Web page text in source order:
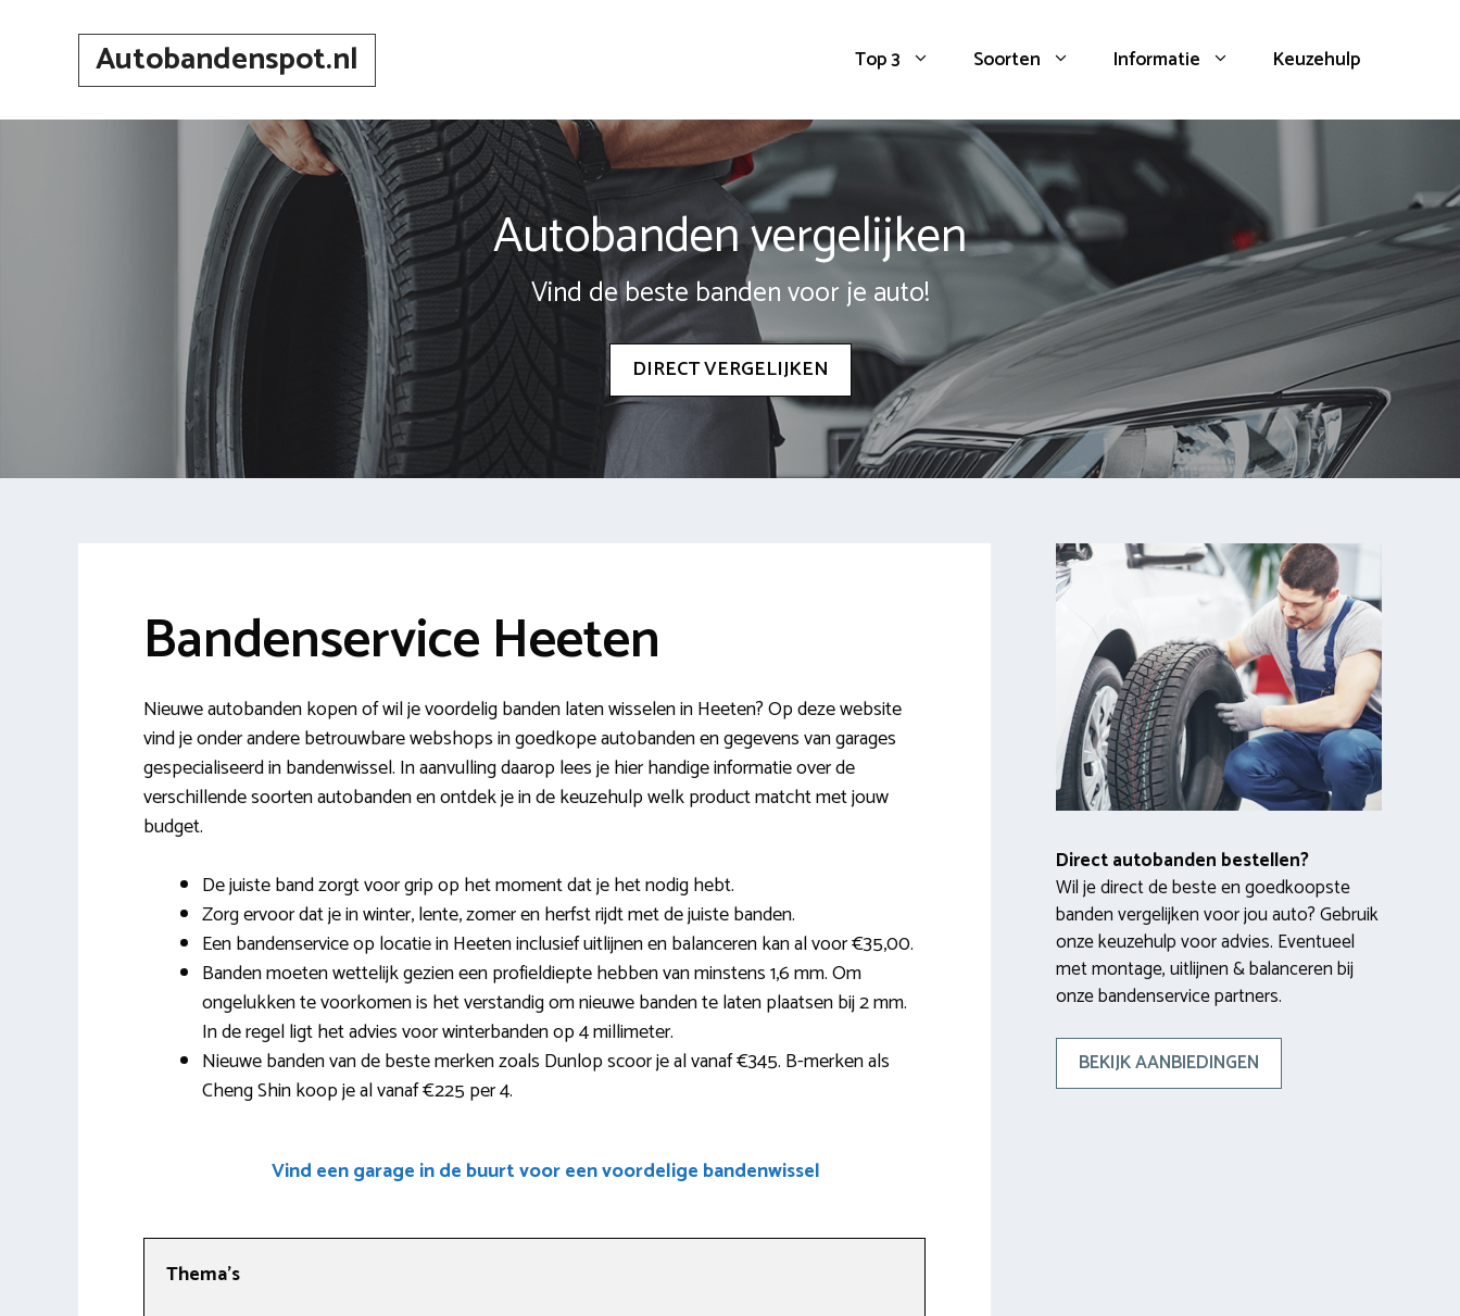
Autobandenspot.nl Top 3 Soorten Informatie Keuzehulp
Autobanden vergelijken
Vind de beste banden voor je auto!
DIRECT VERGELIJKEN
Bandenservice Heeten
Nieuwe autobanden kopen of wil je voordelig banden laten wisselen in Heeten? Op deze website
vind je onder andere betrouwbare webshops in goedkope autobanden en gegevens van garages
gespecialiseerd in bandenwissel. In aanvulling daarop lees je hier handige informatie over de
verschillende soorten autobanden en ontdek je in de keuzehulp welk product matcht met jouw
budget.
De juiste band zorgt voor grip op het moment dat je het nodig hebt.
Zorg ervoor dat je in winter, lente, zomer en herfst rijdt met de juiste banden.
Een bandenservice op locatie in Heeten inclusief uitlijnen en balanceren kan al voor €35,00.
Banden moeten wettelijk gezien een profieldiepte hebben van minstens 1,6 mm. Om
ongelukken te voorkomen is het verstandig om nieuwe banden te laten plaatsen bij 2 mm.
In de regel ligt het advies voor winterbanden op 4 millimeter.
Nieuwe banden van de beste merken zoals Dunlop scoor je al vanaf €345. B-merken als
Cheng Shin koop je al vanaf €225 per 4.
Vind een garage in de buurt voor een voordelige bandenwissel
Thema’s
Direct autobanden bestellen?
Wil je direct de beste en goedkoopste
banden vergelijken voor jou auto? Gebruik
onze keuzehulp voor advies. Eventueel
met montage, uitlijnen & balanceren bij
onze bandenservice partners.
BEKIJK AANBIEDINGEN